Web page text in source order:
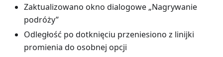
Zaktualizowano okno dialogowe „Nagrywanie
podróży”
Odległość po dotknięciu przeniesiono z linijki
promienia do osobnej opcji